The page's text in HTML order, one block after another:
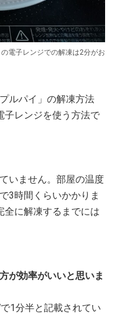
電子レンジでの解凍は2分がお
ルパイ」の解凍方法
子レンジを使う方法で
いません。部屋の温度
3時間くらいかかりま
全に解凍するまでには
が効率がいいと思いま
1分半と記載されてい